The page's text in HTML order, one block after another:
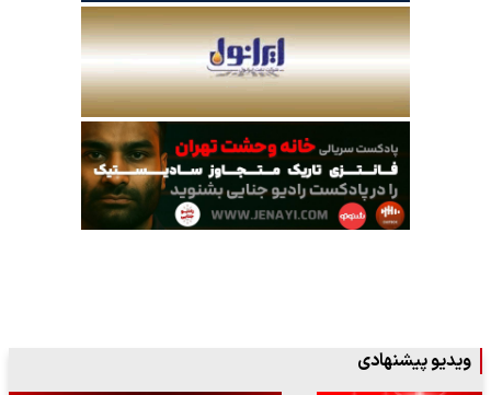
ویدیو پیشنهادی